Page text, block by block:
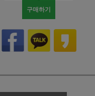
구매하기